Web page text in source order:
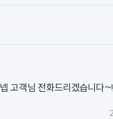
넵 고객님 전화드리겠습니다